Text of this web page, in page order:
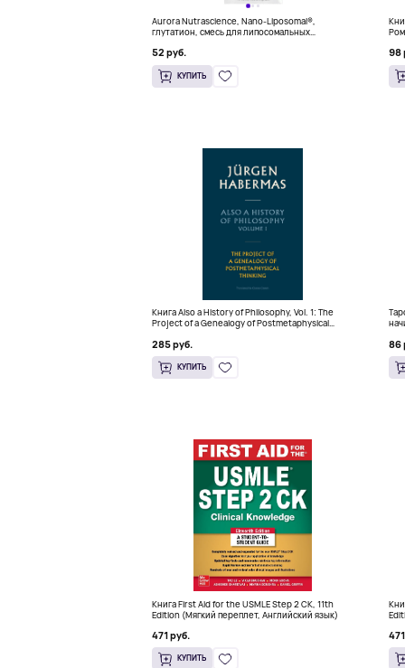
Aurora Nutrascience, Nano-Liposomal®,
глутатион, смесь для липосомальных
52 руб.
КУПИТЬ
98
Книга Also a History of Philosophy, Vol. 1: The
Project of a Genealogy of Postmetaphysical
285 руб.
КУПИТЬ
86
Книга First Aid for the USMLE Step 2 CK, 11th
Edition (Мягкий переплет, Английский язык)
471 руб.
КУПИТЬ